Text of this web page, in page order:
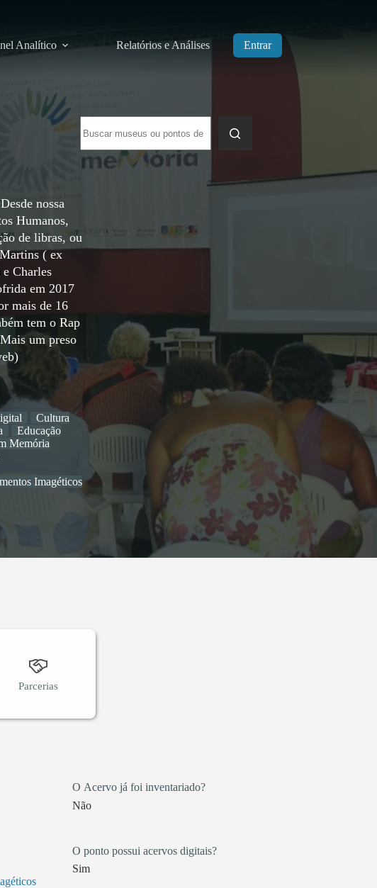
Analítico Relatórios e Análises Entrar
resultados
nossa
Humanos,
de libras, ou
( ex
Charles
em 2017
mais de 16
tem o Rap
um preso
Cultura
Educação
Memória
Imagéticos
O Acervo já foi inventariado?
Não
O ponto possui acervos digitais?
Sim
Parcerias